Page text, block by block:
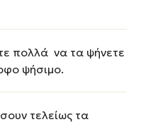
πολλά να τα ψήνετε
ψήσιμο.
τελείως τα